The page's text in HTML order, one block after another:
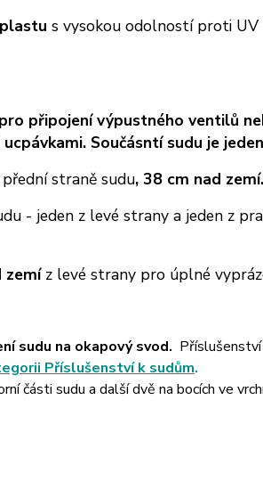
s vysokou odolností proti UV
připojení výpustného ventilů
Součásntí sudu je
přední straně sudu, 38 cm nad zemí.
- jeden z levé strany a jeden z
zemíz levé strany pro úplné
sudu na okapový svod.
Příslušenství k sudům.
části sudu a další dvě na bocích ve